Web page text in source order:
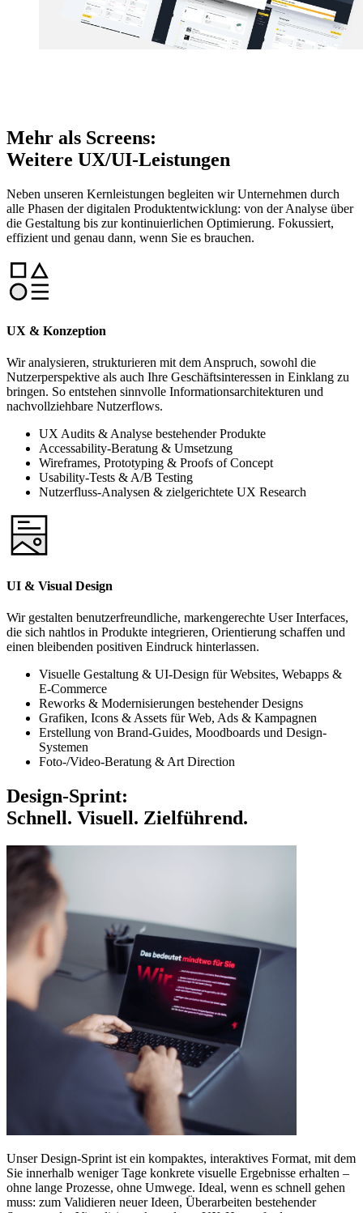
Mehr als Screens:
Weitere UX/UI-Leistungen
Neben unseren Kernleistungen begleiten wir Unternehmen durch
alle Phasen der digitalen Produktentwicklung: von der Analyse über
die Gestaltung bis zur kontinuierlichen Optimierung. Fokussiert,
effizient und genau dann, wenn Sie es brauchen.
UX & Konzeption
Wir analysieren, strukturieren mit dem Anspruch, sowohl die
Nutzerperspektive als auch Ihre Geschäftsinteressen in Einklang zu
bringen. So entstehen sinnvolle Informationsarchitekturen und
nachvollziehbare Nutzerflows.
UX Audits & Analyse bestehender Produkte
Accessability-Beratung & Umsetzung
Wireframes, Prototyping & Proofs of Concept
Usability-Tests & A/B Testing
Nutzerfluss-Analysen & zielgerichtete UX Research
UI & Visual Design
Wir gestalten benutzerfreundliche, markengerechte User Interfaces,
die sich nahtlos in Produkte integrieren, Orientierung schaffen und
einen bleibenden positiven Eindruck hinterlassen.
Visuelle Gestaltung & UI-Design für Websites, Webapps &
E-Commerce
Reworks & Modernisierungen bestehender Designs
Grafiken, Icons & Assets für Web, Ads & Kampagnen
Erstellung von Brand-Guides, Moodboards und Design-
Systemen
Foto-/Video-Beratung & Art Direction
Design-Sprint:
Schnell. Visuell. Zielführend.
Unser Design-Sprint ist ein kompaktes, interaktives Format, mit dem
Sie innerhalb weniger Tage konkrete visuelle Ergebnisse erhalten –
ohne lange Prozesse, ohne Umwege. Ideal, wenn es schnell gehen
muss: zum Validieren neuer Ideen, Überarbeiten bestehender